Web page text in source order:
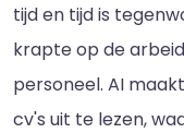
tijd en tijd is
krapte op de
personeel. AI
cv's uit te lezen,